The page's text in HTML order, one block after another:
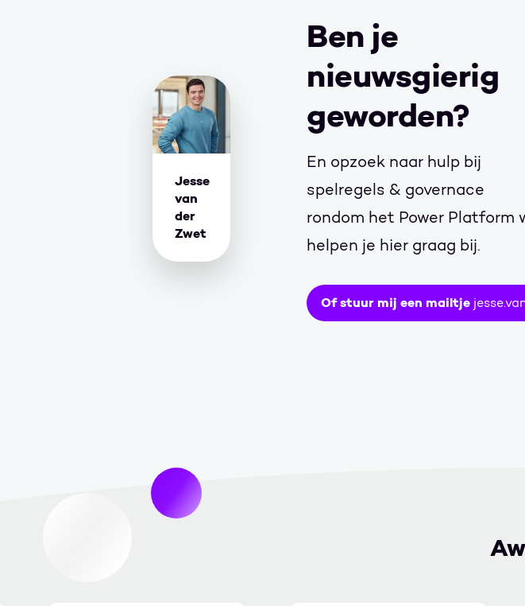
Jesse
van
der
Zwet
Ben je
nieuwsgierig
geworden?
En opzoek naar hulp bij
spelregels & governace
rondom het Power Platform
helpen je hier graag bij.
Of stuur mij een mailtje